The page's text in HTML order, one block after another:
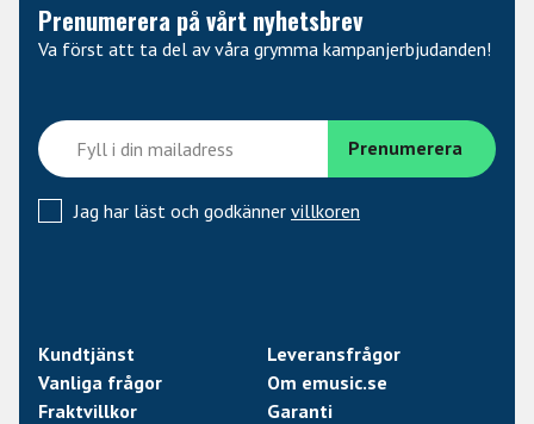
Prenumerera på vårt nyhetsbrev
Va först att ta del av våra grymma kampanjerbjudanden!
Jag har läst och godkänner villkoren
Kundtjänst
Leveransfrågor
Vanliga frågor
Om emusic.se
Fraktvillkor
Garanti